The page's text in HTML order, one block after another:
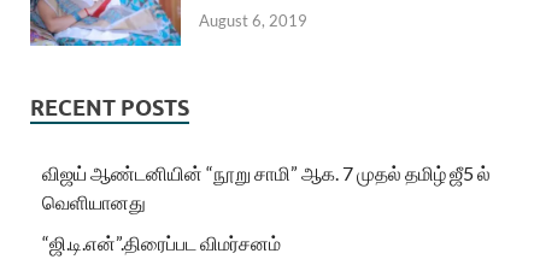
August 6, 2019
RECENT POSTS
விஜய் ஆண்டனியின் “நூறு சாமி” ஆக. 7 முதல் தமிழ் ஜீ5 ல்
வெளியானது
“ஜி.டி.என்”.திரைப்பட விமர்சனம்